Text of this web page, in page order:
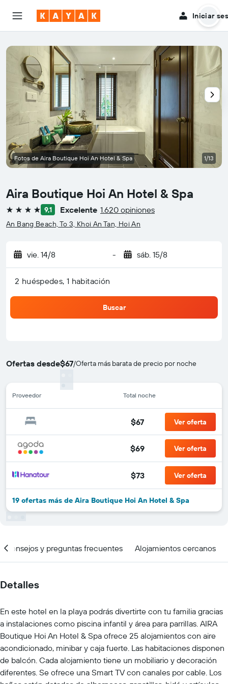
Iniciar
Aira Boutique Hoi An Hotel & Spa
4 estrellas 9,1 Excelente 1.620 opiniones
An Bang Beach, To 3, Khoi An Tan, Hoi An
vie. 14/8 - sáb. 15/8
2 huéspedes, 1 habitación
Buscar
Ofertas desde$67/Oferta más barata de precio por noche
Proveedor Total noche
$67 Ver oferta
$69 Ver oferta
$73 Ver oferta
19 ofertas más de Aira Boutique Hoi An Hotel & Spa
Fotos de Aira Boutique Hoi An Hotel & Spa 1/13
Consejos y preguntas frecuentes Alojamientos cercanos
Detalles
En este hotel en la playa podrás divertirte con tu familia gracias
a instalaciones como piscina infantil y área para parrillas. AIRA
Boutique Hoi An Hotel & Spa ofrece 25 alojamientos con aire
acondicionado, minibar y caja fuerte. Las habitaciones disponen
de balcón. Cada alojamiento tiene un mobiliario y decoración
diferentes. Se ofrece una Smart TV con canales por cable. Los